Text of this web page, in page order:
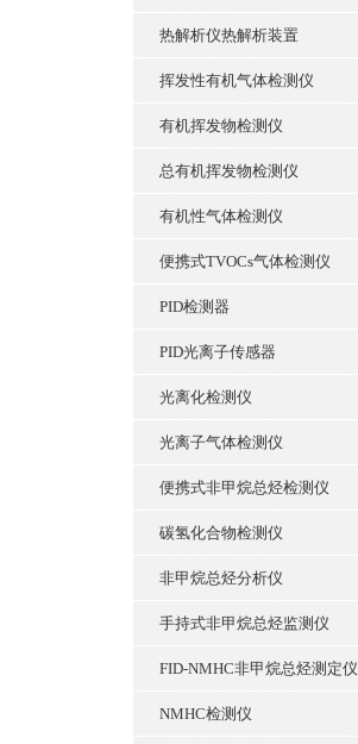
热解析仪热解析装置
挥发性有机气体检测仪
有机挥发物检测仪
总有机挥发物检测仪
有机性气体检测仪
便携式TVOCs气体检测仪
PID检测器
PID光离子传感器
光离化检测仪
光离子气体检测仪
便携式非甲烷总烃检测仪
碳氢化合物检测仪
非甲烷总烃分析仪
手持式非甲烷总烃监测仪
FID-NMHC非甲烷总烃测定仪
NMHC检测仪